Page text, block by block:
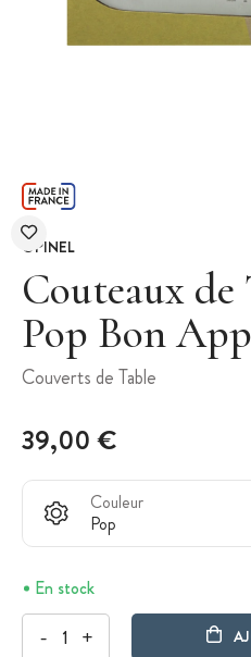
OPINEL
Couteaux de
Pop Bon
Couverts de Table
39,00 €
Couleur
Pop
En stock
- +